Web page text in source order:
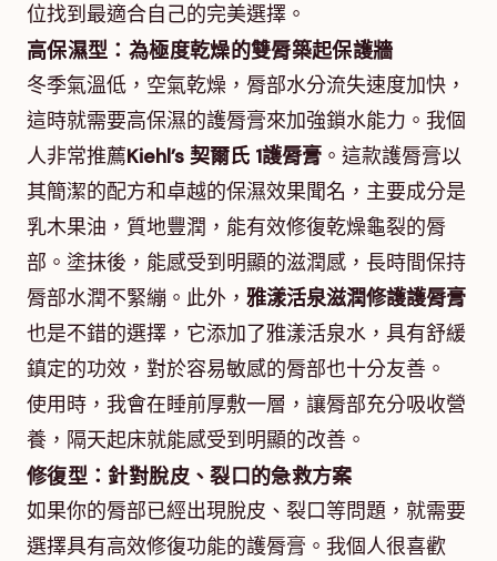
位找到最適合自己的完美選擇。
高保濕型：為極度乾燥的雙脣築起保護牆
冬季氣溫低，空氣乾燥，脣部水分流失速度加快，
這時就需要高保濕的護脣膏來加強鎖水能力。我個
人非常推薦Kiehl’s 契爾氏 1護脣膏 。這款護脣膏以
其簡潔的配方和卓越的保濕效果聞名，主要成分是
乳木果油，質地豐潤，能有效修復乾燥龜裂的脣
部。塗抹後，能感受到明顯的滋潤感，長時間保持
脣部水潤不緊繃。此外， 雅漾活泉滋潤修護護脣膏
也是不錯的選擇，它添加了雅漾活泉水，具有舒緩
鎮定的功效，對於容易敏感的脣部也十分友善。
使用時，我會在睡前厚敷一層，讓脣部充分吸收營
養，隔天起床就能感受到明顯的改善。
修復型：針對脫皮、裂口的急救方案
如果你的脣部已經出現脫皮、裂口等問題，就需要
選擇具有高效修復功能的護脣膏。我個人很喜歡